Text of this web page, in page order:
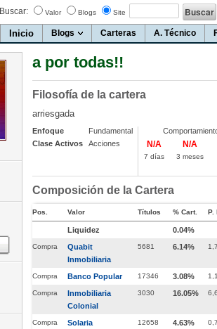
Buscar: Valor Blogs Site
Inicio Blogs Carteras A. Técnico
a por todas!!
Filosofía de la cartera
arriesgada
Enfoque
Fundamental
Clase Activos
Acciones N/A
7 días
N/A
3 meses
Composición de la Cartera
Pos. Valor Títulos % Cart. P.
Liquidez 0.04%
Compra
Quabit
Inmobiliaria
5681 6.14%
Compra Banco Popular 17346 3.08%
Compra
Inmobiliaria
Colonial
3030 16.05%
Compra Solaria 12658 4.63%